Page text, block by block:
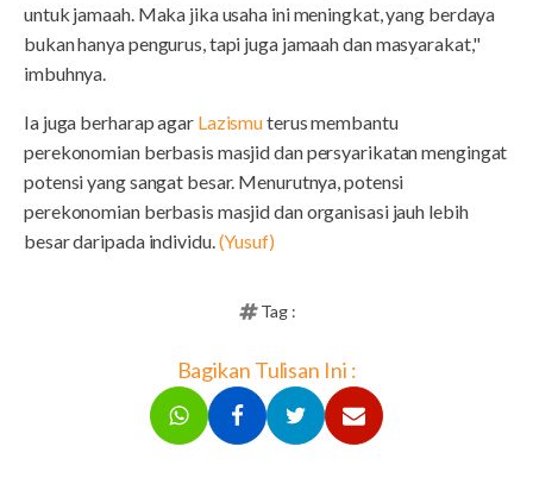
untuk jamaah. Maka jika usaha ini meningkat, yang berdaya
bukan hanya pengurus, tapi juga jamaah dan masyarakat,"
imbuhnya.
Ia juga berharap agar Lazismuterus membantu
perekonomian berbasis masjid dan persyarikatan mengingat
potensi yang sangat besar. Menurutnya, potensi
perekonomian berbasis masjid dan organisasi jauh lebih
besar daripada individu.(Yusuf)
Tag :
Bagikan Tulisan Ini :